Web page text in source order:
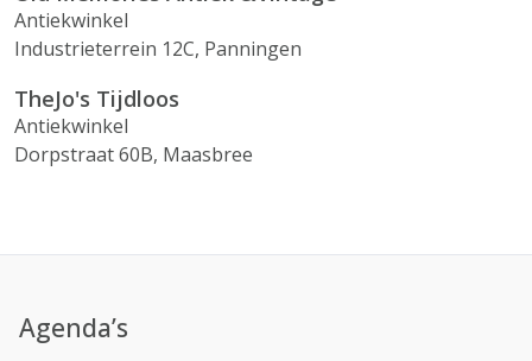
Antiekwinkel
Industrieterrein 12C, Panningen
TheJo's Tijdloos
Antiekwinkel
Dorpstraat 60B, Maasbree
Agenda’s